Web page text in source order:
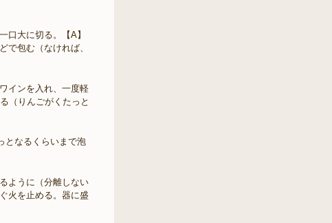
口大に切る。【A】
で包む（なければ、
インを入れ、一度軽
（りんごがくたっと
となるくらいまで泡
ように（分離しない
火を止める。器に盛